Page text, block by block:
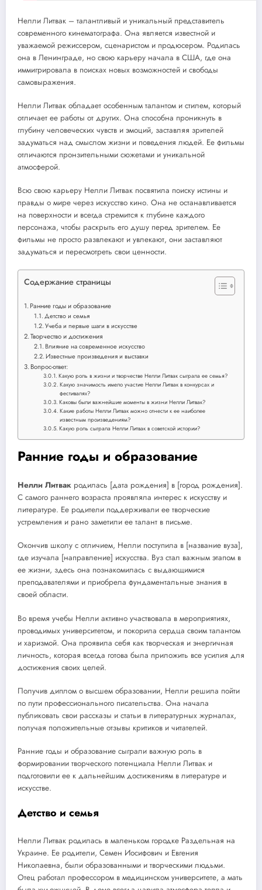
Нелли Литвак – талантливый и уникальный представитель
современного кинематографа. Она является известной и
уважаемой режиссером, сценаристом и продюсером. Родилась
она в Ленинграде, но свою карьеру начала в США, где она
иммигрировала в поисках новых возможностей и свободы
самовыражения.
Нелли Литвак обладает особенным талантом и стилем, который
отличает ее работы от других. Она способна проникнуть в
глубину человеческих чувств и эмоций, заставляя зрителей
задуматься над смыслом жизни и поведения людей. Ее фильмы
отличаются пронзительными сюжетами и уникальной
атмосферой.
Всю свою карьеру Нелли Литвак посвятила поиску истины и
правды о мире через искусство кино. Она не останавливается
на поверхности и всегда стремится к глубине каждого
персонажа, чтобы раскрыть его душу перед зрителем. Ее
фильмы не просто развлекают и увлекают, они заставляют
задуматься и пересмотреть свои ценности.
Содержание страницы
Ранние годы и образование
Детство и семья
Учеба и первые шаги в искусстве
Творчество и достижения
Влияние на современное искусство
Известные произведения и выставки
Вопрос-ответ:
Какую роль в жизни и творчестве Нелли Литвак сыграла ее семья?
Какую значимость имело участие Нелли Литвак в конкурсах и
фестивалях?
Каковы были важнейшие моменты в жизни Нелли Литвак?
Какие работы Нелли Литвак можно отнести к ее наиболее
известным произведениям?
Какую роль сыграла Нелли Литвак в советской истории?
Ранние годы и образование
Нелли Литвак родилась [дата рождения] в [город рождения].
С самого раннего возраста проявляла интерес к искусству и
литературе. Ее родители поддерживали ее творческие
устремления и рано заметили ее талант в письме.
Окончив школу с отличием, Нелли поступила в [название вуза],
где изучала [направление] искусства. Вуз стал важным этапом в
ее жизни, здесь она познакомилась с выдающимися
преподавателями и приобрела фундаментальные знания в
своей области.
Во время учебы Нелли активно участвовала в мероприятиях,
проводимых университетом, и покорила сердца своим талантом
и харизмой. Она проявила себя как творческая и энергичная
личность, которая всегда готова была приложить все усилия для
достижения своих целей.
Получив диплом о высшем образовании, Нелли решила пойти
по пути профессионального писательства. Она начала
публиковать свои рассказы и статьи в литературных журналах,
получая положительные отзывы критиков и читателей.
Ранние годы и образование сыграли важную роль в
формировании творческого потенциала Нелли Литвак и
подготовили ее к дальнейшим достижениям в литературе и
искусстве.
Детство и семья
Нелли Литвак родилась в маленьком городке Раздельная на
Украине. Ее родители, Семен Иосифович и Евгения
Николаевна, были образованными и творческими людьми.
Отец работал профессором в медицинском университете, а мать